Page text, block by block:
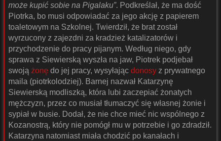
może kupić sobie na Pigalaku”. Podkreślał, że ma dość
Piotrka, bo musi odpowiadać za jego akcję z papierem
toaletowym na Szkolnej. Twierdził, że brat został
wyrzucony z zajezdni za kradzież katalizatorów i
przychodzenie do pracy pijanym. Według niego, gdy
sprawa z Siewierską wyszła na jaw, Piotrek podjebał
swoją żonę do jej pracy, wysyłając donosy z prywatnego
maila (piotrkolodziej). Barnej nazwał Katarzynę
Siewierską modliszką, która lubi zaczepiać żonatych
mężczyzn, przez co musiał tłumaczyć się własnej żonie i
sypiał w busie. Dodał, że nie chce mieć nic wspólnego z
Kozanostrą, który nie pomógł mu w potrzebie i go zdradził.
Katarzyna natomiast miała chodzić po kanałach i